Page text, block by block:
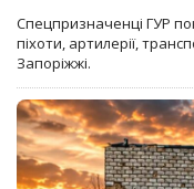
Спецпризначенці ГУР
піхоти, артилерії,
Запоріжжі.